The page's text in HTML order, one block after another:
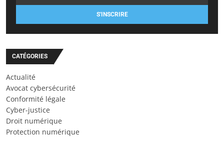
S'INSCRIRE
CATÉGORIES
Actualité
Avocat cybersécurité
Conformité légale
Cyber-justice
Droit numérique
Protection numérique